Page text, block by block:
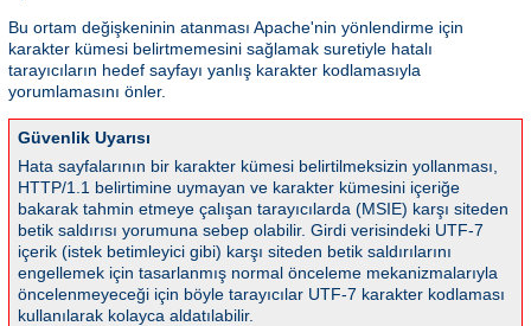
Bu ortam değişkeninin atanması Apache'nin yönlendirme için
karakter kümesi belirtmemesini sağlamak suretiyle hatalı
tarayıcıların hedef sayfayı yanlış karakter kodlamasıyla
yorumlamasını önler.
Güvenlik Uyarısı
Hata sayfalarının bir karakter kümesi belirtilmeksizin yollanması,
HTTP/1.1 belirtimine uymayan ve karakter kümesini içeriğe
bakarak tahmin etmeye çalışan tarayıcılarda (MSIE) karşı siteden
betik saldırısı yorumuna sebep olabilir. Girdi verisindeki UTF-7
içerik (istek betimleyici gibi) karşı siteden betik saldırılarını
engellemek için tasarlanmış normal önceleme mekanizmalarıyla
öncelenmeyeceği için böyle tarayıcılar UTF-7 karakter kodlaması
kullanılarak kolayca aldatılabilir.